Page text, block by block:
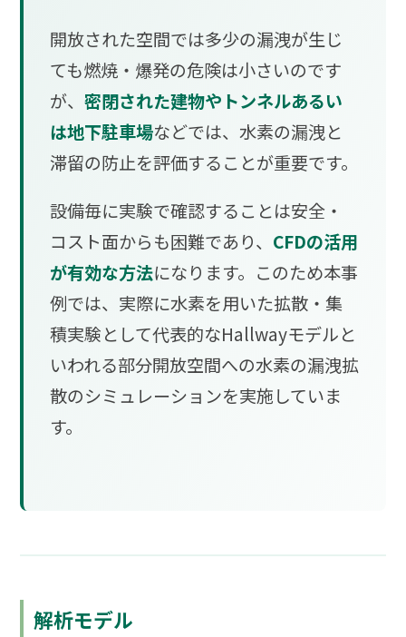
開放された空間では多少の漏洩が生じ
ても燃焼・爆発の危険は小さいのです
が、密閉された建物やトンネルあるい
は地下駐車場などでは、水素の漏洩と
滞留の防止を評価することが重要です。
設備毎に実験で確認することは安全・
コスト面からも困難であり、 CFDの活用
が有効な方法になります。このため本事
例では、実際に水素を用いた拡散・集
積実験として代表的なHallwayモデルと
いわれる部分開放空間への水素の漏洩拡
散のシミュレーションを実施していま
す。
解析モデル